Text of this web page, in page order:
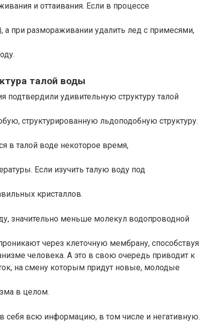
и оттаивания. Если в процессе
при размораживании удалить лед с примесями,
талой воды
удивительную структуру талой
структурированную льдоподобную структуру.
в талой воде некоторое время,
Если изучить талую воду под
кристаллов.
значительно меньше молекул водопроводной
через клеточную мембрану, способствуя
человека. А это в свою очередь приводит к
на смену которым придут новые, молодые
в целом.
себя всю информацию, в том числе и негативную.